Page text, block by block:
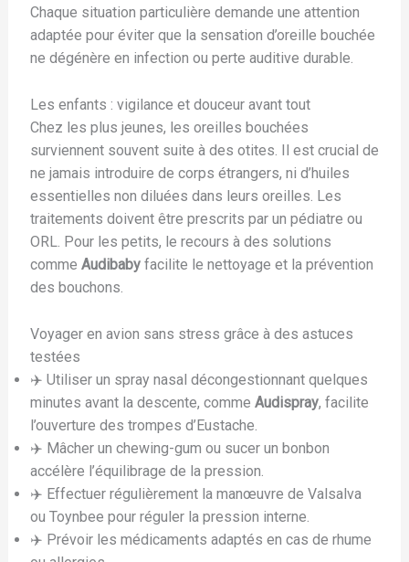
Chaque situation particulière demande une attention
adaptée pour éviter que la sensation d’oreille bouchée
ne dégénère en infection ou perte auditive durable.
Les enfants : vigilance et douceur avant tout
Chez les plus jeunes, les oreilles bouchées
surviennent souvent suite à des otites. Il est crucial de
ne jamais introduire de corps étrangers, ni d’huiles
essentielles non diluées dans leurs oreilles. Les
traitements doivent être prescrits par un pédiatre ou
ORL. Pour les petits, le recours à des solutions
comme Audibabyfacilite le nettoyage et la prévention
des bouchons.
Voyager en avion sans stress grâce à des astuces
testées
✈️ Utiliser un spray nasal décongestionnant quelques
minutes avant la descente, comme Audispray, facilite
l’ouverture des trompes d’Eustache.
✈️ Mâcher un chewing-gum ou sucer un bonbon
accélère l’équilibrage de la pression.
✈️ Effectuer régulièrement la manœuvre de Valsalva
ou Toynbee pour réguler la pression interne.
✈️ Prévoir les médicaments adaptés en cas de rhume